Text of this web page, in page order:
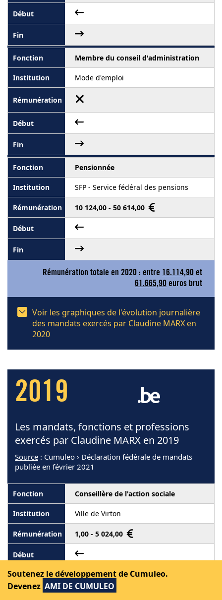
Membre du conseil d'administration
Mode d'emploi
Pensionnée
SFP - Service fédéral des pensions
10 124,00 - 50 614,00
Rémunération totale en 2020 : entre 16.114,90 et
61.665,90 euros brut
Voir les graphiques de l'évolution journalière
des mandats exercés par Claudine MARX en
2020
2019
Les mandats, fonctions et professions
exercés par Claudine MARX en 2019
Source : Cumuleo › Déclaration fédérale de mandats
publiée en février 2021
Conseillère de l'action sociale
Ville de Virton
1,00 - 5 024,00
10 janvier 2019
Soutenez le développement de Cumuleo.
Devenez AMI DE CUMULEO